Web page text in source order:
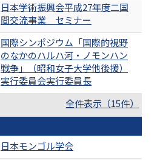
日本学術振興会平成27年度二国
間交流事業 セミナー
国際シンポジウム「国際的視野
のなかのハルハ河・ノモンハン
戦争」（昭和女子大学他後援）
実行委員会実行委員長
全件表示（15件）
日本モンゴル学会